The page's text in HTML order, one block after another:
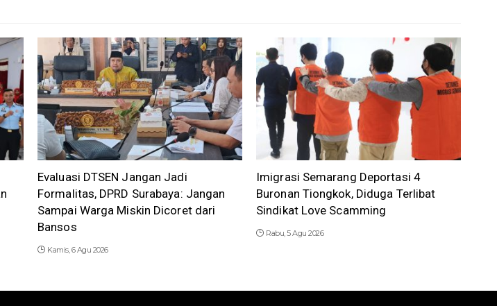
Evaluasi DTSEN Jangan Jadi
Formalitas, DPRD Surabaya: Jangan
Sampai Warga Miskin Dicoret dari
Bansos
Kamis, 6 Agu 2026
Imigrasi Semarang Deportasi 4
Buronan Tiongkok, Diduga Terlibat
Sindikat Love Scamming
Rabu, 5 Agu 2026